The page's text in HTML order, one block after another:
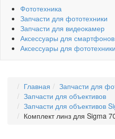
Фототехника
Запчасти для фототехники
Запчасти для видеокамер
Аксессуары для
Аксессуары для фототехники
Главная
Запчасти для
Запчасти для объективов
Запчасти для объективов
Комплект линз для Sigma